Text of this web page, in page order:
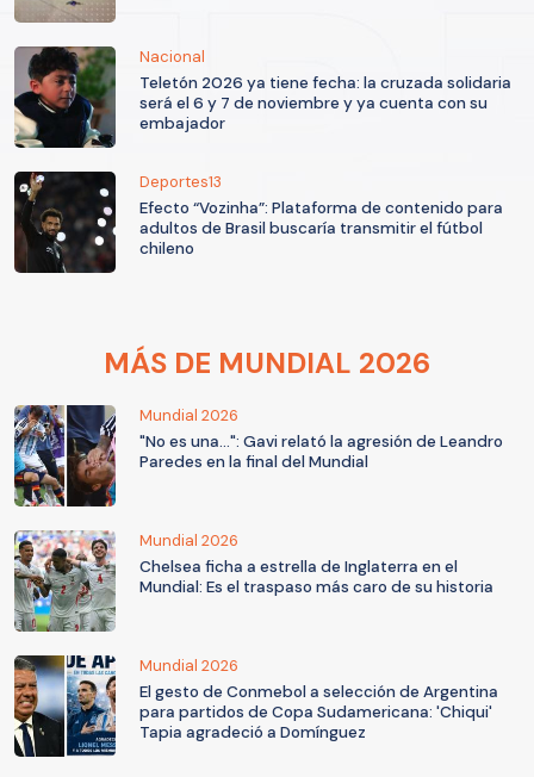
Nacional
Teletón 2026 ya tiene fecha: la cruzada solidaria
será el 6 y 7 de noviembre y ya cuenta con su
embajador
Deportes13
Efecto “Vozinha”: Plataforma de contenido para
adultos de Brasil buscaría transmitir el fútbol
chileno
MÁS DE MUNDIAL 2026
Mundial 2026
"No es una...": Gavi relató la agresión de Leandro
Paredes en la final del Mundial
Mundial 2026
Chelsea ficha a estrella de Inglaterra en el
Mundial: Es el traspaso más caro de su historia
Mundial 2026
El gesto de Conmebol a selección de Argentina
para partidos de Copa Sudamericana: 'Chiqui'
Tapia agradeció a Domínguez